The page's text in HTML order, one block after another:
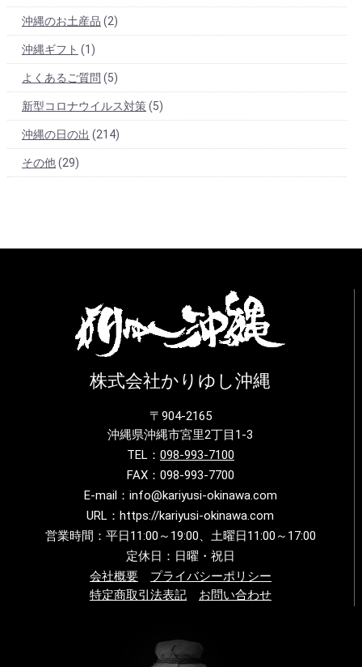
沖縄のお土産品 (2)
沖縄ギフト (1)
よくあるご質問 (5)
新型コロナウイルス対策(5)
沖縄の日の出 (214)
その他(29)
株式会社かりゆし沖縄
〒904-2165
沖縄県沖縄市宮里2丁目1-3
TEL： 098-993-7100
FAX：098-993-7700
E-mail：info@kariyusi-okinawa.com
URL：https://kariyusi-okinawa.com
営業時間：平日11:00～19:00、土曜日11:00～17:00
定休日：日曜・祝日
会社概要
プライバシーポリシー
特定商取引法表記
お問い合わせ